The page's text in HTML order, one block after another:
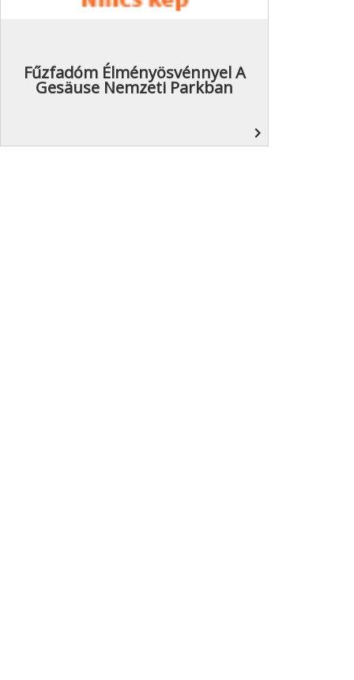
Fűzfadóm Élményösvénnyel A
Gesäuse Nemzeti Parkban
navigate_next